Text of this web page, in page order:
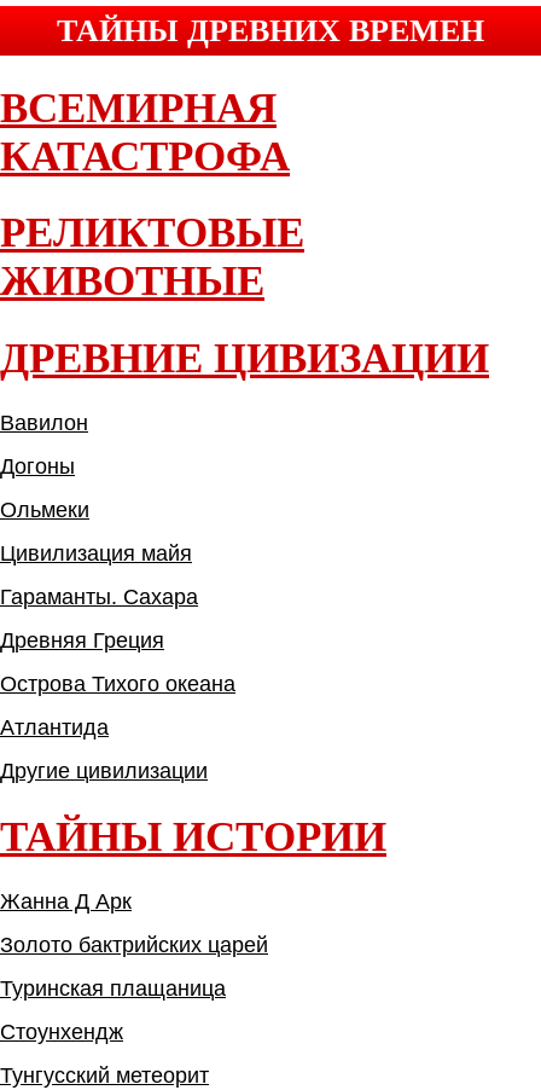
ТАЙНЫ ДРЕВНИХ ВРЕМЕН
ВСЕМИРНАЯ
КАТАСТРОФА
РЕЛИКТОВЫЕ
ЖИВОТНЫЕ
ДРЕВНИЕ ЦИВИЗАЦИИ
Вавилон
Догоны
Ольмеки
Цивилизация майя
Гараманты. Сахара
Древняя Греция
Острова Тихого океана
Атлантида
Другие цивилизации
ТАЙНЫ ИСТОРИИ
Жанна Д Арк
Золото бактрийских царей
Туринская плащаница
Стоунхендж
Тунгусский метеорит